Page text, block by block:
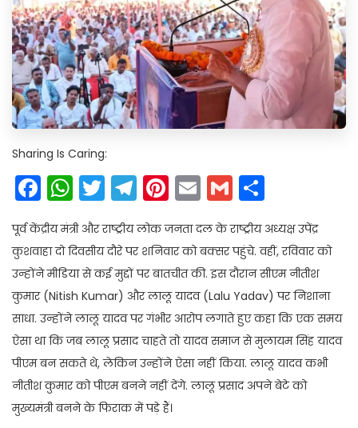
Sharing Is Caring:
Facebook
WhatsApp
Twitter
Telegram
Pinterest
EmailGmail
पूर्व केंद्रीय मंत्री और राष्ट्रीय लोक जनता दल के राष्ट्रीय अध्यक्ष उपेंद्र
कुशवाहा दो दिवसीय दौरे पर शनिवार को बक्सर पहुंचे. वहीं, रविवार को
उन्होंने मीडिया से कई मुद्दों पर बातचीत की. इस दौरान सीएम नीतीश
कुमार (Nitish Kumar) और लालू यादव (Lalu Yadav) पर निशाना
साधा. उन्होंने लालू यादव पर गंभीर आरोप लगाते हुए कहा कि एक समय
ऐसा था कि जब लालू प्रसाद चाहते तो यादव समाज से मुलायम सिंह यादव
पीएम बन सकते थे, लेकिन उन्होंने ऐसा नहीं किया. लालू यादव कभी
नीतीश कुमार को पीएम बनने नहीं देंगे. लालू प्रसाद अपने बेटे को
मुख्यमंत्री बनने के फिराक में पड़े हैं।